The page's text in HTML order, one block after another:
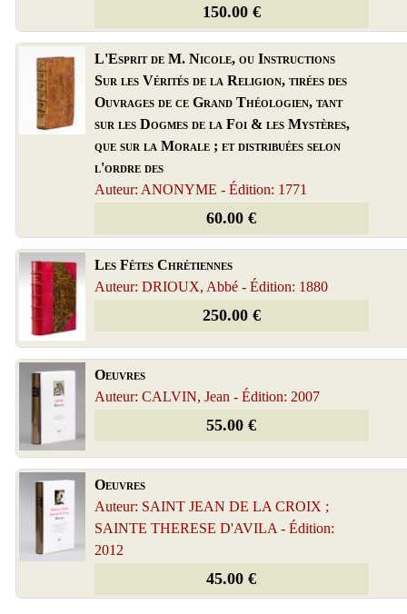
150.00 €
L'Esprit de M. Nicole, ou Instructions
Sur les Vérités de la Religion, tirées des
Ouvrages de ce Grand Théologien, tant
sur les Dogmes de la Foi & les Mystères,
que sur la Morale ; et distribuées selon
l'ordre des
Auteur: ANONYME - Édition: 1771
60.00 €
Les Fêtes Chrétiennes
Auteur: DRIOUX, Abbé - Édition: 1880
250.00 €
Oeuvres
Auteur: CALVIN, Jean - Édition: 2007
55.00 €
Oeuvres
Auteur: SAINT JEAN DE LA CROIX ;
SAINTE THERESE D'AVILA - Édition:
2012
45.00 €